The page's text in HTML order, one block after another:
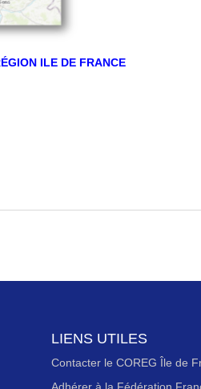
ILE DE FRANCE
LIENS UTILES
Contacter le COREG Île de